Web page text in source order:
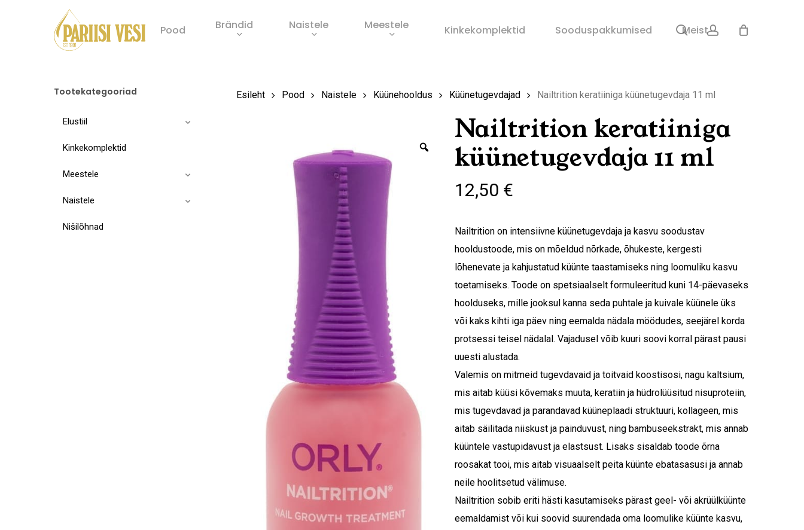
Pood Brändid Naistele Meestele Kinkekomplektid Sooduspakkumised Meist
search account
Ostukorv
Tootekategooriad
Elustiil
Kinkekomplektid
Meestele
Naistele
Nišilõhnad
Esileht Pood Naistele Küünehooldus Küünetugevdajad Nailtrition keratiiniga küünetugevdaja 11 ml
Zoom
Nailtrition keratiiniga
küünetugevdaja 11 ml
12,50 €
Nailtrition on intensiivne küünetugevdaja ja kasvu soodustav
hooldustoode, mis on mõeldud nõrkade, õhukeste, kergesti
lõhenevate ja kahjustatud küünte taastamiseks ning loomuliku kasvu
toetamiseks. Toode on spetsiaalselt formuleeritud kuni 14-päevaseks
hoolduseks, mille jooksul kanna seda puhtale ja kuivale küünele üks
või kaks kihti iga päev ning eemalda nädala möödudes, seejärel korda
protsessi teisel nädalal. Vajadusel võib kuuri soovi korral pärast pausi
uuesti alustada.
Valemis on mitmeid tugevdavaid ja toitvaid koostisosi, nagu kaltsium,
mis aitab küüsi kõvemaks muuta, keratiin ja hüdrolüüsitud nisuproteiin,
mis tugevdavad ja parandavad küüneplaadi struktuuri, kollageen, mis
aitab säilitada niiskust ja painduvust, ning bambuseekstrakt, mis annab
küüntele vastupidavust ja elastsust. Lisaks sisaldab toode õrna
roosakat tooi, mis aitab visuaalselt peita küünte ebatasasusi ja annab
neile hoolitsetud välimuse.
Nailtrition sobib eriti hästi kasutamiseks pärast geel- või akrüülküünte
eemaldamist või kui soovid suurendada oma loomulike küünte kasvu,